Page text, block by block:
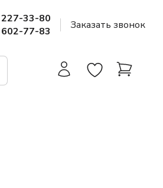
33-80
77-83
Заказать звонок